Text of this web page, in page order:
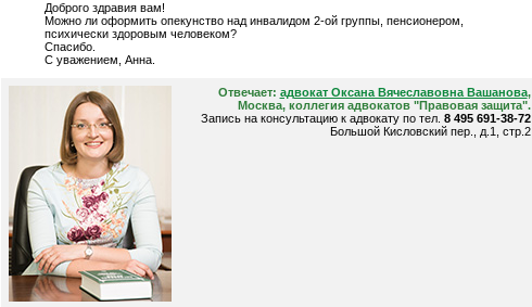
Доброго здравия вам!
Можно ли оформить опекунство над инвалидом 2-ой группы, пенсионером,
психически здоровым человеком?
Спасибо.
С уважением, Анна.
Отвечает: адвокат Оксана Вячеславовна Вашанова,
Москва, коллегия адвокатов "Правовая защита".
Запись на консультацию к адвокату по тел. 8 495 691-38-72
Большой Кисловский пер., д.1, стр.2